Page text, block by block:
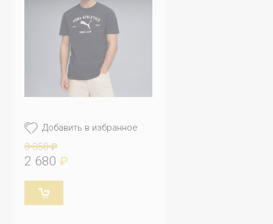
Добавить в избранное
3 350 ₽
2 680 ₽